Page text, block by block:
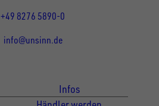
+49 8276 5890-0
info@unsinn.de
Infos